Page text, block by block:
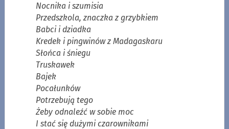
Nocnika i szumisia
Przedszkola, znaczka z grzybkiem
Babci i dziadka
Kredek i pingwinów z Madagaskaru
Słońca i śniegu
Truskawek
Bajek
Pocałunków
Potrzebują tego
Żeby odnaleźć w sobie moc
I stać się dużymi czarownikami